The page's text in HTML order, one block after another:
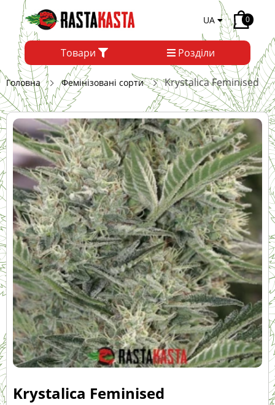
UA 0
Товари Розділи
Головна Фемінізовані сорти Krystalica Feminised
Krystalica Feminised